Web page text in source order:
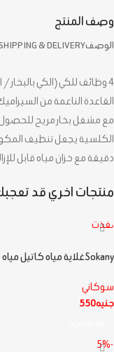
وصف المنتج
الوصف& DELIVERY
4 وظائف للكي (الكي بالبخار
القاعدة الناعمة من
مع مشغل بخار مريح للحصول
دقيقة مع خزان مياه قابل
منتجات اخري قد
نفذت
Sokany غلاية مياه كاتيل مياه سوكاني ، 2 لتر ، 1500 وات ، – SK-SH-1029
سوكاني
جنيه550
-5%